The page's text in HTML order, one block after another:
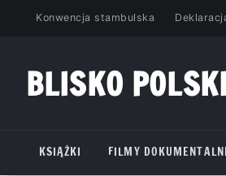
PrzejdźKonwencja stambulska
BLISKO POLSKI
KSIĄŻKI
FILMY